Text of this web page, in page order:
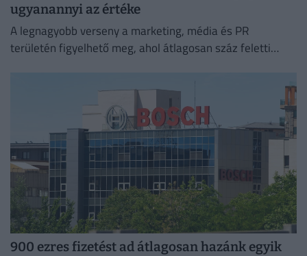
ugyanannyi az értéke
A legnagyobb verseny a marketing, média és PR
területén figyelhető meg, ahol átlagosan száz feletti
900 ezres fizetést ad átlagosan hazánk egyik